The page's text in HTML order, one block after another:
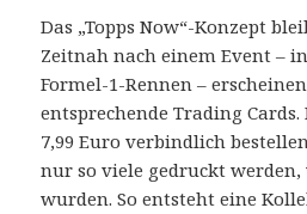
Das „Topps Now“-Konzept
Zeitnah nach einem Event –
Formel-1-Rennen –
entsprechende Trading
7,99 Euro verbindlich
nur so viele gedruckt
wurden. So entsteht eine